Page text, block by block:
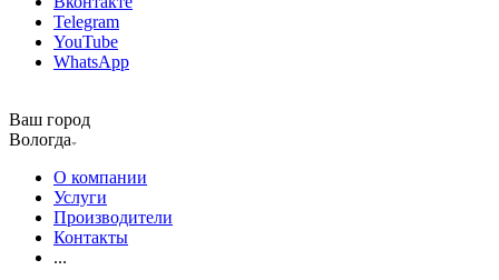
Telegram
YouTube
WhatsApp
Ваш город
Вологда
О компании
Услуги
Производители
Контакты
...